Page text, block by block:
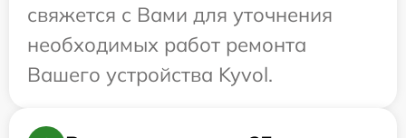
свяжется с Вами для уточнения
необходимых работ ремонта
Вашего устройства Kyvol.